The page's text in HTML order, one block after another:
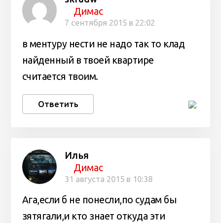
Димас
7 сентября 2015 в 22:02
в ментуру нести не надо так то клад
найденный в твоей квартире
считается твоим.
Ответить
Илья
Димас
31 августа 2015 в 10:38
Ага,если б не понесли,по судам бы
зятягали,и кто знает откуда эти